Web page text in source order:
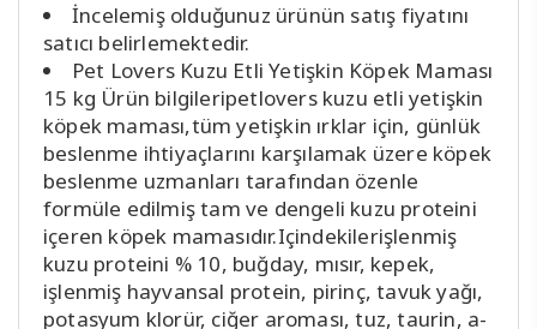
İncelemiş olduğunuz ürünün satış fiyatını
satıcı belirlemektedir.
Pet Lovers Kuzu Etli Yetişkin Köpek Maması
15 kg Ürün bilgileripetlovers kuzu etli yetişkin
köpek maması,tüm yetişkin ırklar için, günlük
beslenme ihtiyaçlarını karşılamak üzere köpek
beslenme uzmanları tarafından özenle
formüle edilmiş tam ve dengeli kuzu proteini
içeren köpek mamasıdır.Içindekilerişlenmiş
kuzu proteini % 10, buğday, mısır, kepek,
işlenmiş hayvansal protein, pirinç, tavuk yağı,
potasyum klorür, ciğer aroması, tuz, taurin, a-